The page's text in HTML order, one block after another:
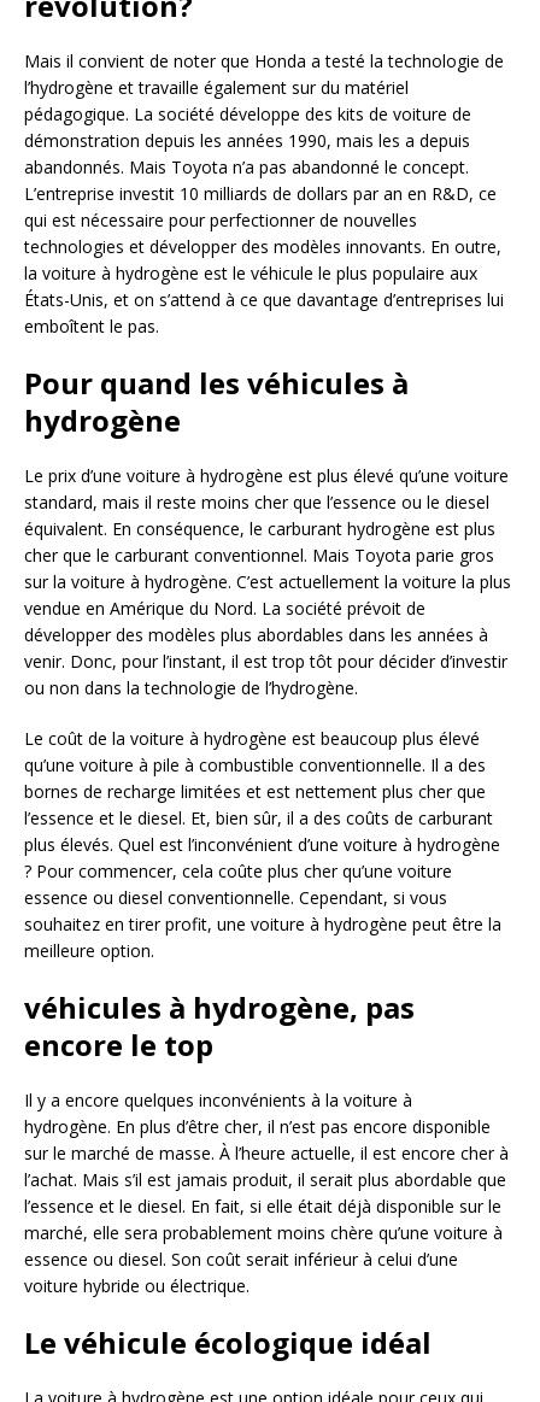
Mais il convient de noter que Honda a testé la technologie de
l’hydrogène et travaille également sur du matériel
pédagogique. La société développe des kits de voiture de
démonstration depuis les années 1990, mais les a depuis
abandonnés. Mais Toyota n’a pas abandonné le concept.
L’entreprise investit 10 milliards de dollars par an en R&D, ce
qui est nécessaire pour perfectionner de nouvelles
technologies et développer des modèles innovants. En outre,
la voiture à hydrogène est le véhicule le plus populaire aux
États-Unis, et on s’attend à ce que davantage d’entreprises lui
emboîtent le pas.
Pour quand les véhicules à
hydrogène
Le prix d’une voiture à hydrogène est plus élevé qu’une voiture
standard, mais il reste moins cher que l’essence ou le diesel
équivalent. En conséquence, le carburant hydrogène est plus
cher que le carburant conventionnel. Mais Toyota parie gros
sur la voiture à hydrogène. C’est actuellement la voiture la plus
vendue en Amérique du Nord. La société prévoit de
développer des modèles plus abordables dans les années à
venir. Donc, pour l’instant, il est trop tôt pour décider d’investir
ou non dans la technologie de l’hydrogène.
Le coût de la voiture à hydrogène est beaucoup plus élevé
qu’une voiture à pile à combustible conventionnelle. Il a des
bornes de recharge limitées et est nettement plus cher que
l’essence et le diesel. Et, bien sûr, il a des coûts de carburant
plus élevés. Quel est l’inconvénient d’une voiture à hydrogène
? Pour commencer, cela coûte plus cher qu’une voiture
essence ou diesel conventionnelle. Cependant, si vous
souhaitez en tirer profit, une voiture à hydrogène peut être la
meilleure option.
véhicules à hydrogène, pas
encore le top
Il y a encore quelques inconvénients à la voiture à
hydrogène. En plus d’être cher, il n’est pas encore disponible
sur le marché de masse. À l’heure actuelle, il est encore cher à
l’achat. Mais s’il est jamais produit, il serait plus abordable que
l’essence et le diesel. En fait, si elle était déjà disponible sur le
marché, elle sera probablement moins chère qu’une voiture à
essence ou diesel. Son coût serait inférieur à celui d’une
voiture hybride ou électrique.
Le véhicule écologique idéal